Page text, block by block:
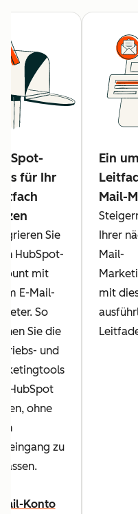
für Ihr
Sie
HubSpot-
mit
E-Mail-
So
Sie die
und
HubSpot
ohne
zu
Konto
Ein
Mail-
Ihrer
Mail-
mit